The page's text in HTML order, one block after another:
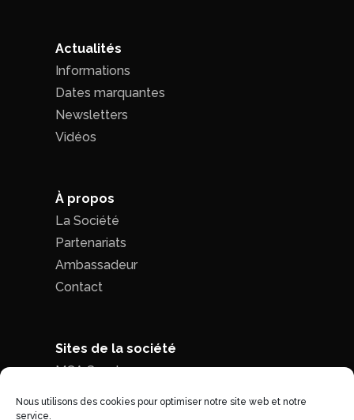
Nous utilisons des cookies pour optimiser notre site web et notre
service.
Actualités
Informations
Dates marquantes
Newsletters
Vidéos
À propos
La Société
Partenariats
Ambassadeur
Contact
Sites de la société
MCA Seed